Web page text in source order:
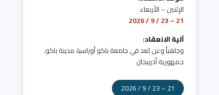
الإثنين – الأربعاء
21 – 23 / 9 / 2026
آلية الانعقاد:
وجاهياً وعن بُعد في جامعة باكو أوراسيا، مدينة باكو،
جمهورية أذربيجان
21 – 23 / 9 / 2026